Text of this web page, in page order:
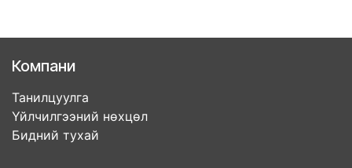
Компани
Танилцуулга
Үйлчилгээний нөхцөл
Бидний тухай